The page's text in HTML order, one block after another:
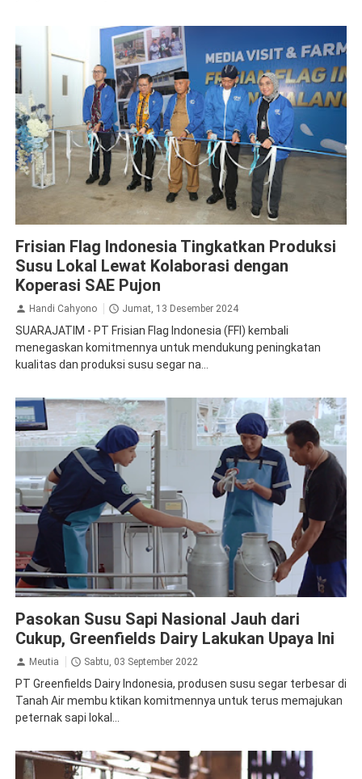
Frisian Flag Indonesia Tingkatkan Produksi
Susu Lokal Lewat Kolaborasi dengan
Koperasi SAE Pujon
Handi Cahyono Jumat, 13 Desember 2024
SUARAJATIM - PT Frisian Flag Indonesia (FFI) kembali
menegaskan komitmennya untuk mendukung peningkatan
kualitas dan produksi susu segar na...
Pasokan Susu Sapi Nasional Jauh dari
Cukup, Greenfields Dairy Lakukan Upaya Ini
Meutia Sabtu, 03 September 2022
PT Greenfields Dairy Indonesia, produsen susu segar terbesar di
Tanah Air membu ktikan komitmennya untuk terus memajukan
peternak sapi lokal...